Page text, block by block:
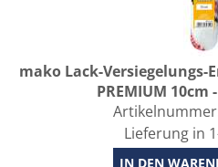
mako Lack-Versiegelungs-
PREMIUM 10cm
Lieferung in
IN DEN